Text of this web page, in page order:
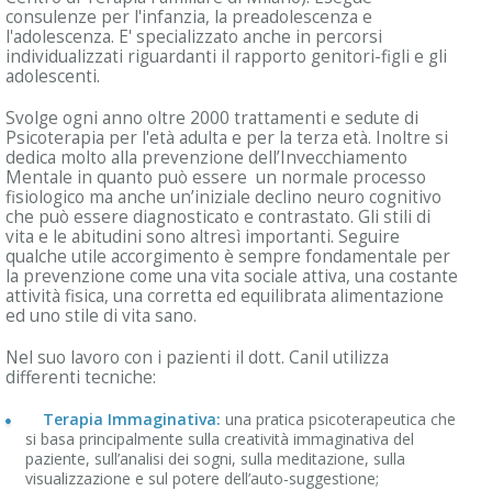
consulenze per l'infanzia, la preadolescenza e
l'adolescenza. E' specializzato anche in percorsi
individualizzati riguardanti il rapporto genitori-figli e gli
adolescenti.
Svolge ogni anno oltre 2000 trattamenti e sedute di
Psicoterapia per l'età adulta e per la terza età. Inoltre si
dedica molto alla prevenzione dell’Invecchiamento
Mentale in quanto può essere un normale processo
fisiologico ma anche un’iniziale declino neuro cognitivo
che può essere diagnosticato e contrastato. Gli stili di
vita e le abitudini sono altresì importanti. Seguire
qualche utile accorgimento è sempre fondamentale per
la prevenzione come una vita sociale attiva, una costante
attività fisica, una corretta ed equilibrata alimentazione
ed uno stile di vita sano.
Nel suo lavoro con i pazienti il dott. Canil utilizza
differenti tecniche:
Terapia Immaginativa: una pratica psicoterapeutica che
si basa principalmente sulla creatività immaginativa del
paziente, sull’analisi dei sogni, sulla meditazione, sulla
visualizzazione e sul potere dell’auto-suggestione;